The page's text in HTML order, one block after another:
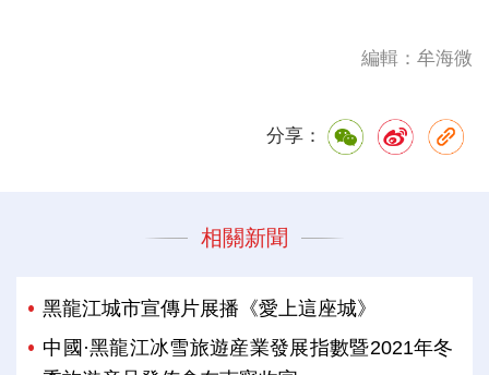
編輯：牟海微
分享：
相關新聞
黑龍江城市宣傳片展播《愛上這座城》
中國·黑龍江冰雪旅遊産業發展指數暨2021年冬